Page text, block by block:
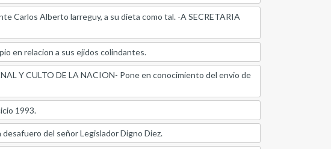
Carlos Alberto larreguy, a su dieta como tal. -A SECRETARIA
en relacion a sus ejidos colindantes.
Y CULTO DE LA NACION- Pone en conocimiento del envio de
1993.
del señor Legislador Digno Diez.